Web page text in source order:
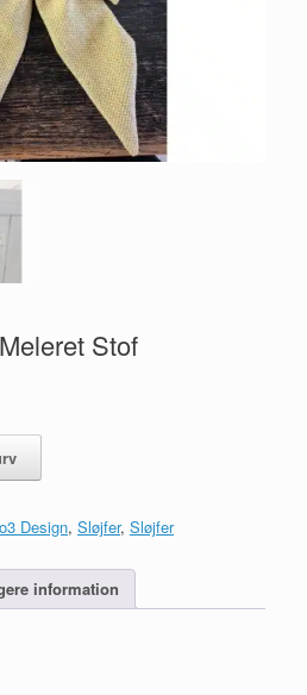
Stof
Design, Sløjfer, Sløjfer
information